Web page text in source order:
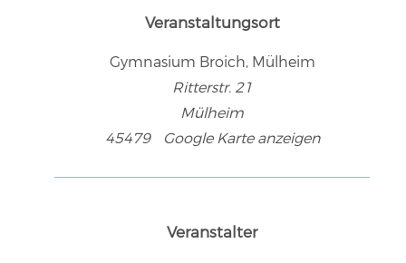
Veranstaltungsort
Gymnasium Broich, Mülheim
Ritterstr. 21
Mülheim
45479
Google Karte anzeigen
Veranstalter